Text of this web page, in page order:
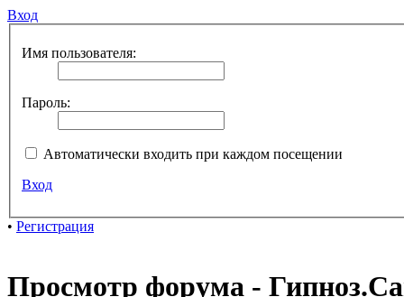
Вход
Имя пользователя:
Пароль:
Автоматически входить при каждом посещении
Вход
• Регистрация
Просмотр форума -